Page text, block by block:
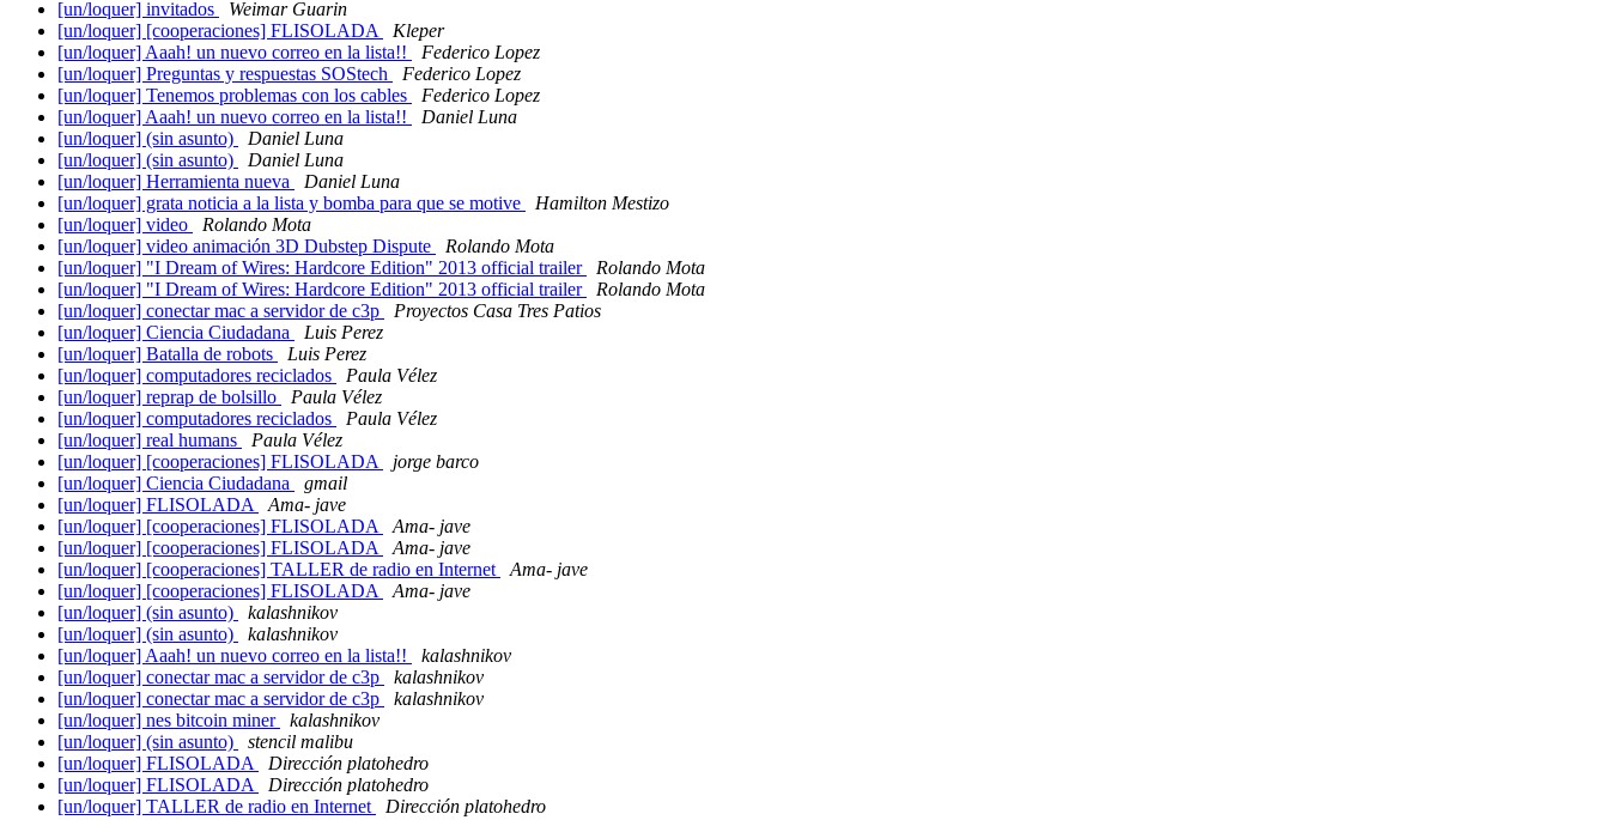
[un/loquer] invitados
Weimar Guarin
[un/loquer] [cooperaciones] FLISOLADA
Kleper
[un/loquer] Aaah! un nuevo correo en la lista!!
Federico Lopez
[un/loquer] Preguntas y respuestas SOStech
Federico Lopez
[un/loquer] Tenemos problemas con los cables
Federico Lopez
[un/loquer] Aaah! un nuevo correo en la lista!!
Daniel Luna
[un/loquer] (sin asunto)
Daniel Luna
[un/loquer] (sin asunto)
Daniel Luna
[un/loquer] Herramienta nueva
Daniel Luna
[un/loquer] grata noticia a la lista y bomba para que se motive
Hamilton Mestizo
[un/loquer] video
Rolando Mota
[un/loquer] video animación 3D Dubstep Dispute
Rolando Mota
[un/loquer] "I Dream of Wires: Hardcore Edition" 2013 official trailer
Rolando Mota
[un/loquer] "I Dream of Wires: Hardcore Edition" 2013 official trailer
Rolando Mota
[un/loquer] conectar mac a servidor de c3p
Proyectos Casa Tres Patios
[un/loquer] Ciencia Ciudadana
Luis Perez
[un/loquer] Batalla de robots
Luis Perez
[un/loquer] computadores reciclados
Paula Vélez
[un/loquer] reprap de bolsillo
Paula Vélez
[un/loquer] computadores reciclados
Paula Vélez
[un/loquer] real humans
Paula Vélez
[un/loquer] [cooperaciones] FLISOLADA
jorge barco
[un/loquer] Ciencia Ciudadana
gmail
[un/loquer] FLISOLADA
Ama- jave
[un/loquer] [cooperaciones] FLISOLADA
Ama- jave
[un/loquer] [cooperaciones] FLISOLADA
Ama- jave
[un/loquer] [cooperaciones] TALLER de radio en Internet
Ama- jave
[un/loquer] [cooperaciones] FLISOLADA
Ama- jave
[un/loquer] (sin asunto)
kalashnikov
[un/loquer] (sin asunto)
kalashnikov
[un/loquer] Aaah! un nuevo correo en la lista!!
kalashnikov
[un/loquer] conectar mac a servidor de c3p
kalashnikov
[un/loquer] conectar mac a servidor de c3p
kalashnikov
[un/loquer] nes bitcoin miner
kalashnikov
[un/loquer] (sin asunto)
stencil malibu
[un/loquer] FLISOLADA
Dirección platohedro
[un/loquer] FLISOLADA
Dirección platohedro
[un/loquer] TALLER de radio en Internet
Dirección platohedro